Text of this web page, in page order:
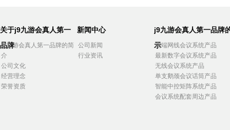
关于j9九游会真人第一
品牌
j9九游会真人第一品牌的简
介
公司文化
经营理念
荣誉资质
新闻中心
公司新闻
行业资讯
j9九游会真人第一品牌
示
高端网线会议系统产品
最新数字会议系统产品
无线会议系统产品
单支鹅颈会议话筒产品
智能中控矩阵系统产品
会议系统配套周边产品